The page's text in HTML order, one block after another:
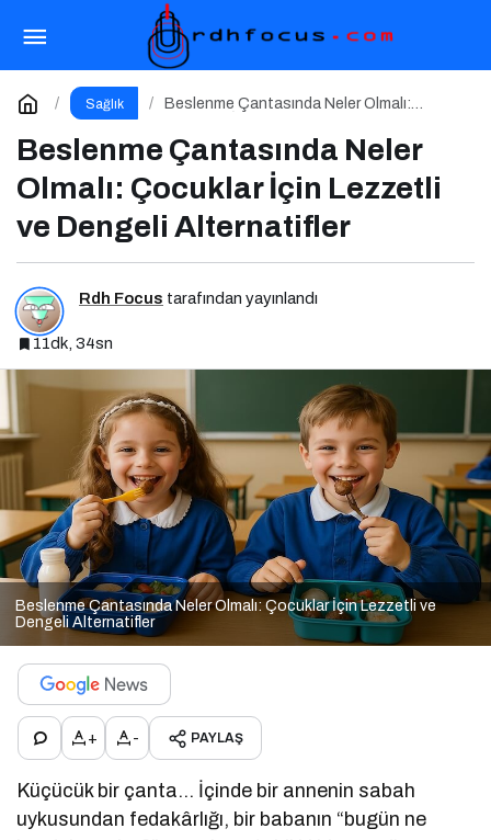
Sağlık
Beslenme Çantasında Neler Olmalı:
Alternatifler
Beslenme Çantasında Neler
Olmalı: Çocuklar İçin Lezzetli
ve Dengeli Alternatifler
Rdh Focus tarafından yayınlandı
11dk, 34sn
Beslenme Çantasında Neler Olmalı: Çocuklar İçin Lezzetli ve
Dengeli Alternatifler
+ - PAYLAŞ
Küçücük bir çanta… İçinde bir annenin sabah
uykusundan fedakârlığı, bir babanın “bugün ne
Okul Çağı Çocuklarında (6–12 yaş) Beslenme
Yorum Yap